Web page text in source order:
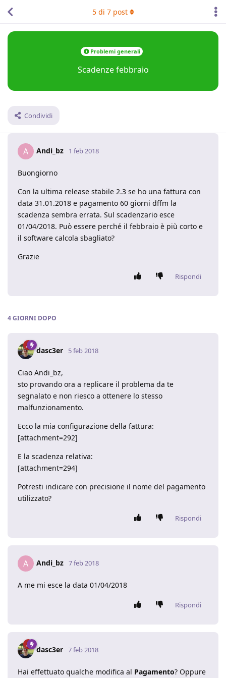
Problemi generali
Scadenze febbraio
Condividi
5di 7post
A Andi_bz 1 feb 2018
Buongiorno
Con la ultima release stabile 2.3 se ho una fattura con
data 31.01.2018 e pagamento 60 giorni dffm la
scadenza sembra errata. Sul scadenzario esce
01/04/2018. Può essere perché il febbraio è più corto e
il software calcola sbagliato?
Grazie
Rispondi
4 GIORNI DOPO
dasc3er 5 feb 2018
Ciao Andi_bz,
sto provando ora a replicare il problema da te
segnalato e non riesco a ottenere lo stesso
malfunzionamento.
Ecco la mia configurazione della fattura:
[attachment=292]
E la scadenza relativa:
[attachment=294]
Potresti indicare con precisione il nome del pagamento
utilizzato?
Rispondi
A Andi_bz 7 feb 2018
A me mi esce la data 01/04/2018
Rispondi
dasc3er 7 feb 2018
Hai effettuato qualche modifica al Pagamento? Oppure